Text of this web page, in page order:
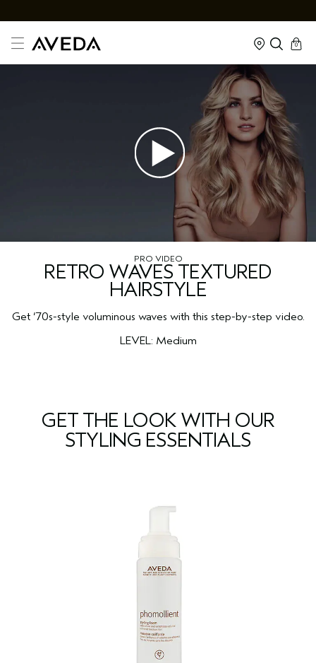
cart
0
kapalı
PRO VIDEO
RETRO WAVES TEXTURED
HAIRSTYLE
Get ‘70s-style voluminous waves with this step-by-step video.
LEVEL: Medium
GET THE LOOK WITH OUR
STYLING ESSENTIALS